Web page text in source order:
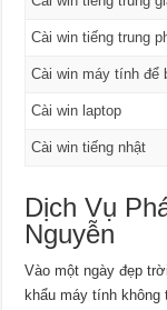
Cài win tiếng trung
Cài win máy tính để
Cài win laptop
Cài win tiếng nhật
Dịch Vụ
Nguyễn
Vào một ngày đẹp
khẩu máy tính